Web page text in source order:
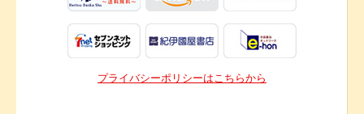
プライバシーポリシーはこちらから